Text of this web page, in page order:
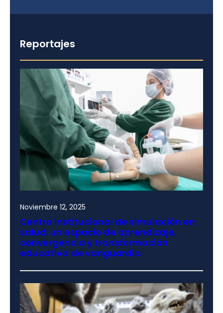
Reportajes
Noviembre 12, 2025
Centro institucional de simulación en
salud: un espacio de aprendizaje,
convergencia y transformación
educativa de vanguardia